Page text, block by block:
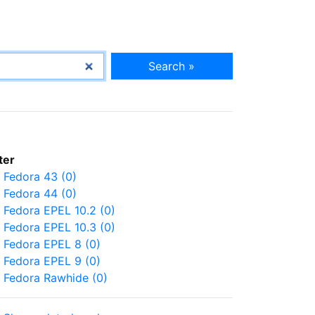
Search »
Fedora 43 (0)
Fedora 44 (0)
Fedora EPEL 10.2 (0)
Fedora EPEL 10.3 (0)
Fedora EPEL 8 (0)
Fedora EPEL 9 (0)
Fedora Rawhide (0)